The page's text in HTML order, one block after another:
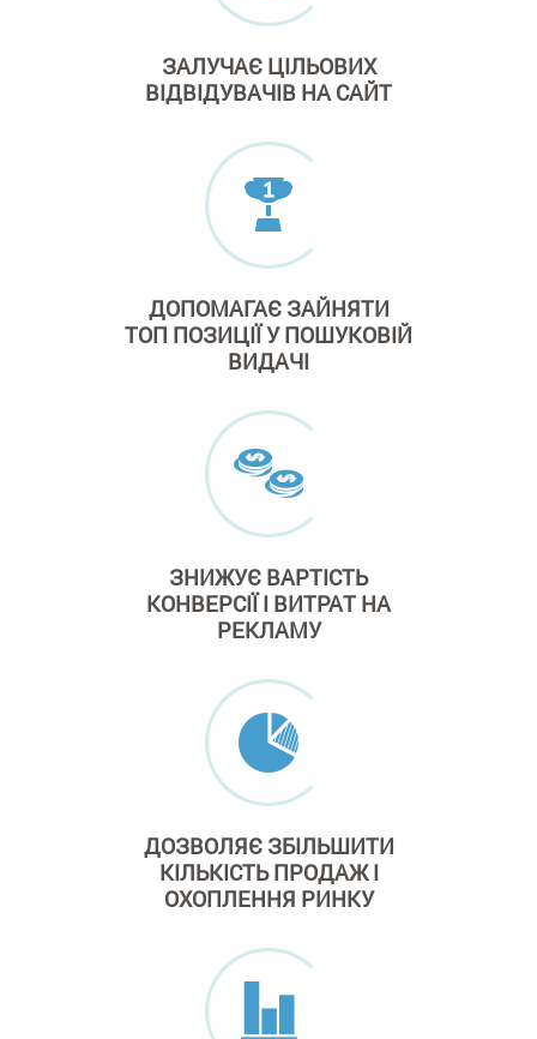
ЗАЛУЧАЄ ЦІЛЬОВИХ
ВІДВІДУВАЧІВ НА САЙТ
ДОПОМАГАЄ ЗАЙНЯТИ
ТОП ПОЗИЦІЇУ ПОШУКОВІЙ
ВИДАЧІ
ЗНИЖУЄ ВАРТІСТЬ
КОНВЕРСІЇ І ВИТРАТ НА
РЕКЛАМУ
ДОЗВОЛЯЄ ЗБІЛЬШИТИ
КІЛЬКІСТЬ ПРОДАЖІ
ОХОПЛЕННЯ РИНКУ